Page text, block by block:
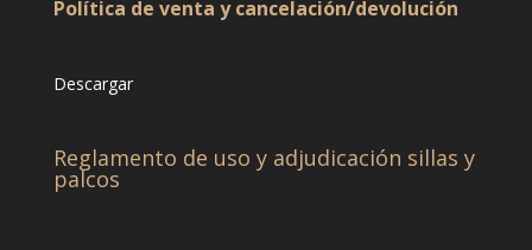
Política de venta y cancelación/devolución
Descargar
Reglamento de uso y adjudicación sillas y
palcos